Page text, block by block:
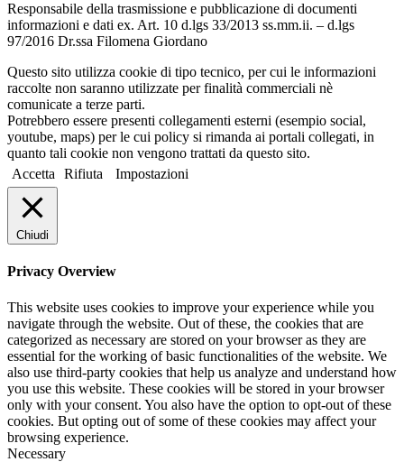
Responsabile della trasmissione e pubblicazione di documenti
informazioni e dati ex. Art. 10 d.lgs 33/2013 ss.mm.ii. – d.lgs
97/2016 Dr.ssa Filomena Giordano
Questo sito utilizza cookie di tipo tecnico, per cui le informazioni
raccolte non saranno utilizzate per finalità commerciali nè
comunicate a terze parti.
Potrebbero essere presenti collegamenti esterni (esempio social,
youtube, maps) per le cui policy si rimanda ai portali collegati, in
quanto tali cookie non vengono trattati da questo sito.
Accetta
Rifiuta Impostazioni
Chiudi
Privacy Overview
This website uses cookies to improve your experience while you
navigate through the website. Out of these, the cookies that are
categorized as necessary are stored on your browser as they are
essential for the working of basic functionalities of the website. We
also use third-party cookies that help us analyze and understand how
you use this website. These cookies will be stored in your browser
only with your consent. You also have the option to opt-out of these
cookies. But opting out of some of these cookies may affect your
browsing experience.
Necessary